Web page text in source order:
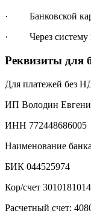
· Банковской
· Через систему
Реквизиты для
Для платежей без
ИП Володин
ИНН 772448686005
Наименование
БИК 044525974
Кор/счет
Расчетный счет: